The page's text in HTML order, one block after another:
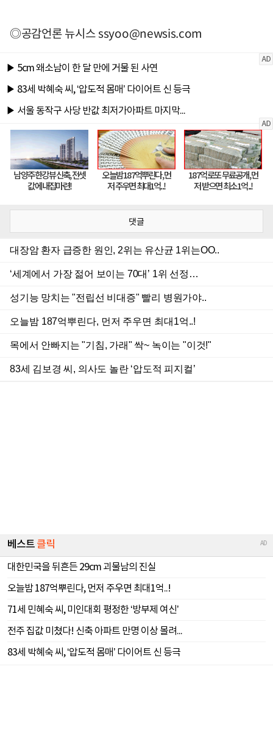
◎공감언론 뉴시스ssyoo@newsis.com
댓글